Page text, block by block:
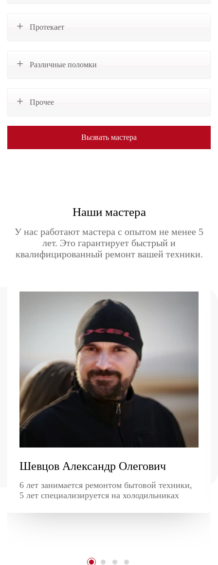
Протекает
Различные поломки
Прочее
Вызвать мастера
Наши мастера
У нас работают мастера с опытом не менее 5
лет. Это гарантирует быстрый и
квалифицированный ремонт вашей техники.
Шевцов Александр Олегович
6 лет занимается ремонтом бытовой техники,
5 лет специализируется на холодильниках